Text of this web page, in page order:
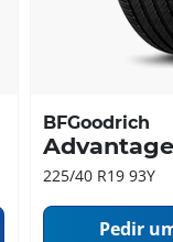
BFGoodrich
225/40 R19 93Y
Pedir